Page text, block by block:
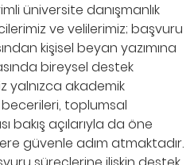
üniversite danışmanlık
ve velilerimiz; başvuru
kişisel beyan yazımına
bireysel destek
yalnızca akademik
becerileri, toplumsal
bakış açılarıyla da öne
güvenle adım atmaktadır.